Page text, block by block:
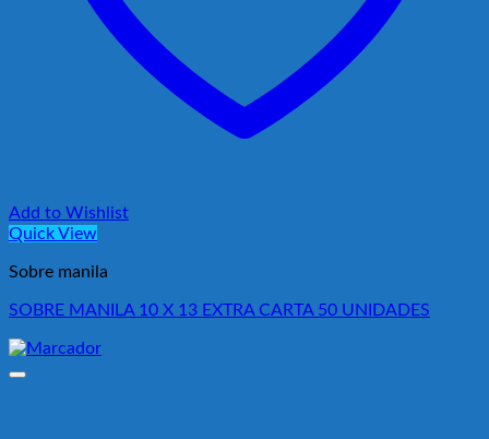
Add to Wishlist
Quick View
Sobre manila
SOBRE MANILA 10 X 13 EXTRA CARTA 50 UNIDADES